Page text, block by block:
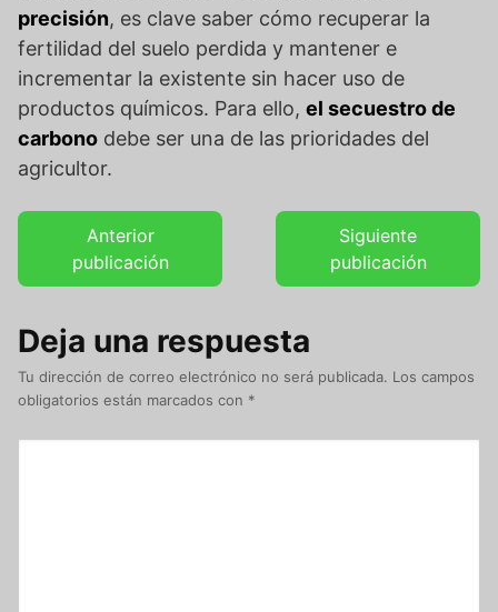
precisión, es clave saber cómo recuperar la
fertilidad del suelo perdida y mantener e
incrementar la existente sin hacer uso de
productos químicos. Para ello, el secuestro de
carbono debe ser una de las prioridades del
agricultor.
Anterior
publicación
Siguiente
publicación
Deja una respuesta
Tu dirección de correo electrónico no será publicada. Los campos
obligatorios están marcados con *